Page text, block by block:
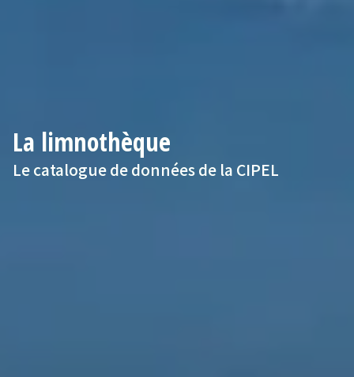
La limnothèque
Le catalogue de données de la CIPEL